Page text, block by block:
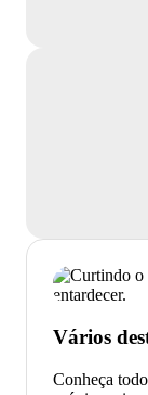
Vários
Conheça